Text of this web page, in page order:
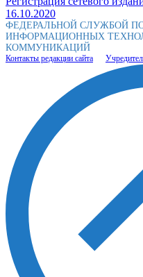
16.10.2020
ФЕДЕРАЛЬНОЙ СЛУЖБОЙ
ИНФОРМАЦИОННЫХ
КОММУНИКАЦИЙ
Контакты редакции сайта